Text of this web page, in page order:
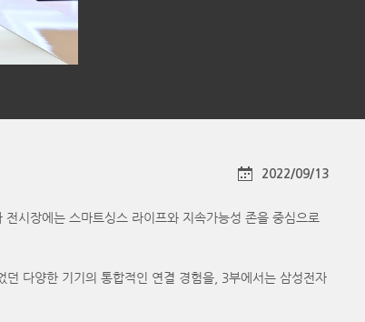
2022/09/13
시장에는 스마트싱스 라이프와 지속가능성 존을 중심으로
다양한 기기의 통합적인 연결 경험을, 3부에서는 삼성전자